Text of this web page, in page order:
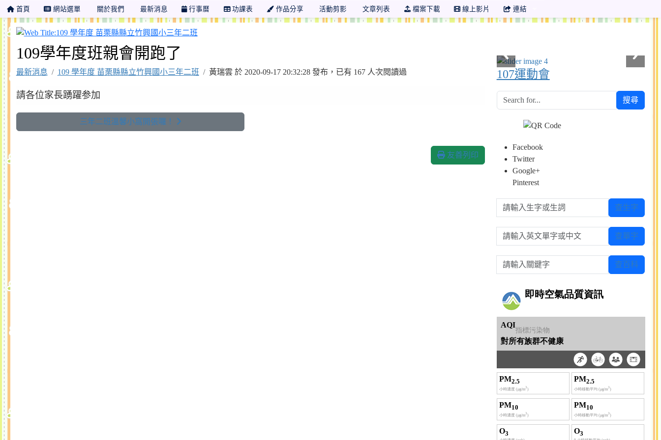
首頁 網站選單 關於我們 最新消息 行事曆 功課表 作品分享 活動剪影 文章列表 檔案下載 線上影片 連結
109 學年度 苗栗縣縣立竹興國小三年二班
109學年度班親會開跑了
最新消息 109 學年度 苗栗縣縣立竹興國小三年二班 黃瑞雲 於 2020-09-17 20:32:28 發布，已有 167 人次閱讀過
請各位家長踴躍参加
三年二班溫馨小窩開張囉！
友善列印
107運動會
搜尋
Facebook
Twitter
Google+
Pinterest
請輸入生字或生詞 查生字
請輸入英文單字或中文 查單字
請輸入關鍵字 查百科